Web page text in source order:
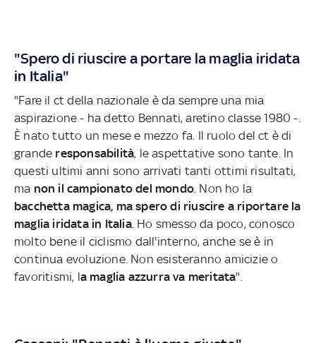
"Spero di riuscire a portare la maglia iridata
in Italia"
"Fare il ct della nazionale è da sempre una mia
aspirazione - ha detto Bennati, aretino classe 1980 -.
È nato tutto un mese e mezzo fa. Il ruolo del ct è di
grande responsabilità, le aspettative sono tante. In
questi ultimi anni sono arrivati tanti ottimi risultati,
ma non il campionato del mondo . Non ho la
bacchetta magica, ma spero di riuscire a riportare la
maglia iridata in Italia. Ho smesso da poco, conosco
molto bene il ciclismo dall'interno, anche se è in
continua evoluzione. Non esisteranno amicizie o
favoritismi, la maglia azzurra va meritata".